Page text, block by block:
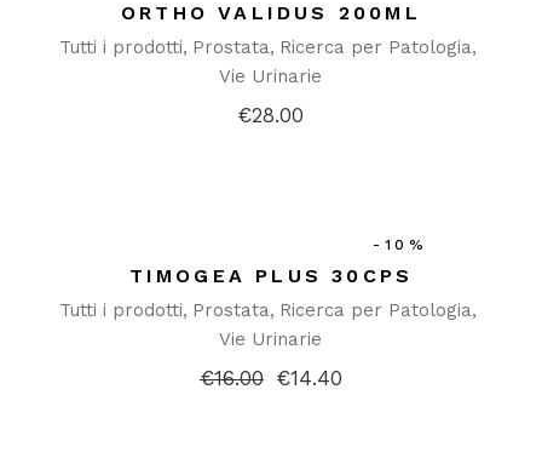
ORTHO VALIDUS 200ML
Tutti i prodotti Prostata Ricerca per Patologia
Vie Urinarie
€28.00
-10%
TIMOGEA PLUS 30CPS
Tutti i prodotti Prostata Ricerca per Patologia
Vie Urinarie
€16.00 Il€14.40
Il